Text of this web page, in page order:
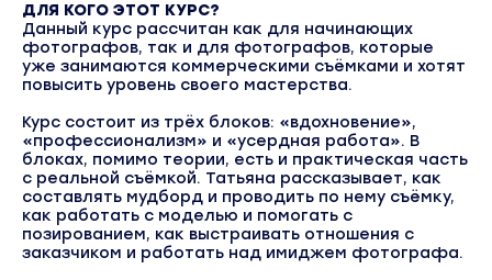
ДЛЯ КОГО ЭТОТ КУРС?
Данный курс рассчитан как для начинающих
фотографов, так и для фотографов, которые
уже занимаются коммерческими съёмками и хотят
повысить уровень своего мастерства.
Курс состоит из трёх блоков: «вдохновение»,
«профессионализм» и «усердная работа». В
блоках, помимо теории, есть и практическая часть
с реальной съёмкой. Татьяна рассказывает, как
составлять мудборд и проводить по нему съёмку,
как работать с моделью и помогать с
позированием, как выстраивать отношения с
заказчиком и работать над имиджем фотографа.